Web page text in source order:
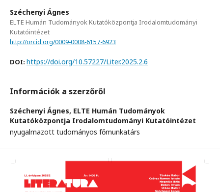
Széchenyi Ágnes
ELTE Humán Tudományok Kutatóközpontja Irodalomtudományi
Kutatóintézet
http://orcid.org/0009-0008-6157-6923
DOI: https://doi.org/10.57227/Liter.2025.2.6
Információk a szerzőről
Széchenyi Ágnes, ELTE Humán Tudományok
Kutatóközpontja Irodalomtudományi Kutatóintézet
nyugalmazott tudományos főmunkatárs